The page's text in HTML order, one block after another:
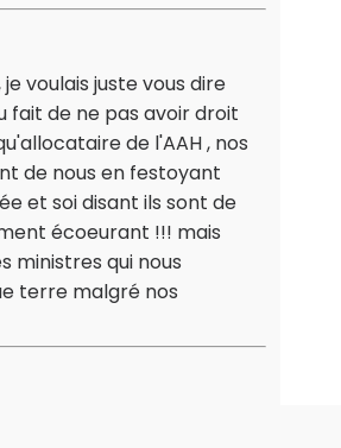
voulais juste vous dire
fait de ne pas avoir droit
de l'AAH , nos
de nous en festoyant
et soi disant ils sont de
écoeurant !!! mais
ministres qui nous
terre malgré nos